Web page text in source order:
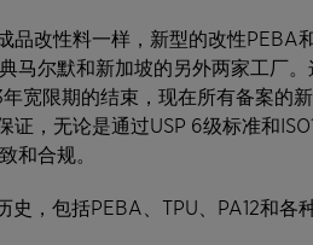
品改性料一样，新型的改性PEBA
马尔默和新加坡的另外两家工厂
宽限期的结束，现在所有备案的
证，无论是通过USP 6级标准和
和合规。
史，包括PEBA、TPU、PA12和各